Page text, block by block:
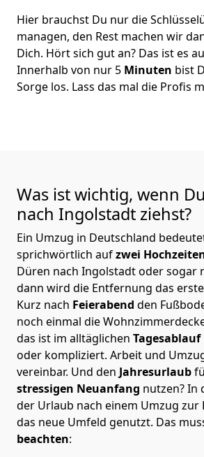
Hier brauchst Du nur die
managen, den Rest machen wir
Dich. Hört sich gut an? Das ist es
Innerhalb von nur 5 Minuten bist
Sorge los. Lass das mal die Profis
Was ist wichtig, wenn
nach Ingolstadt ziehst?
Ein Umzug in Deutschland
sprichwörtlich aufzwei
Düren nach Ingolstadt oder sogar
dann wird die Entfernung das
Kurz nach Feierabend den
noch einmal die
das ist im alltäglichen Tagesablauf
oder kompliziert. Arbeit und
vereinbar. Und den Jahresurlaub
stressigen Neuanfang nutzen? In
der Urlaub nach einem Umzug zur
das neue Umfeld genutzt. Das
beachten: